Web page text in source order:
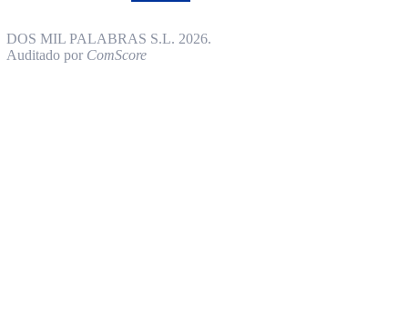
DOS MIL PALABRAS S.L. 2026.
Auditado por ComScore